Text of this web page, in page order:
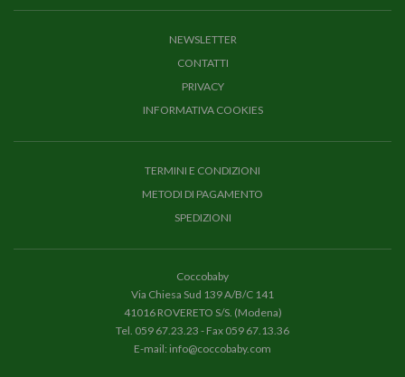
NEWSLETTER
CONTATTI
PRIVACY
INFORMATIVA COOKIES
TERMINI E CONDIZIONI
METODI DI PAGAMENTO
SPEDIZIONI
Coccobaby
Via Chiesa Sud 139 A/B/C 141
41016 ROVERETO S/S. (Modena)
Tel. 059 67.23.23 - Fax 059 67.13.36
E-mail: info@coccobaby.com